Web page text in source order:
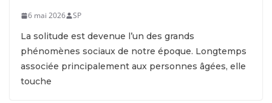
6 mai 2026 SP
La solitude est devenue l’un des grands
phénomènes sociaux de notre époque. Longtemps
associée principalement aux personnes âgées, elle
touche